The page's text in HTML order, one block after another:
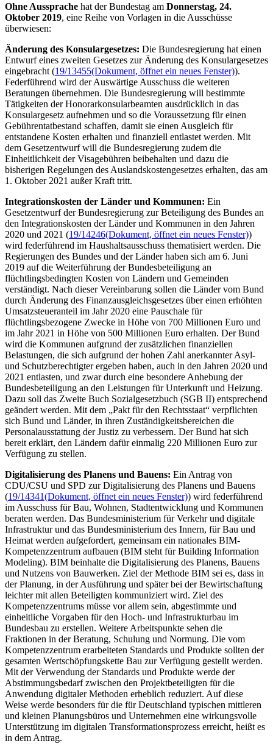
Ohne Aussprache hat der Bundestag am Donnerstag, 24.
Oktober 2019, eine Reihe von Vorlagen in die Ausschüsse
überwiesen:
Änderung des Konsulargesetzes: Die Bundesregierung hat einen
Entwurf eines zweiten Gesetzes zur Änderung des Konsulargesetzes
eingebracht (19/13455(Dokument, öffnet ein neues Fenster)).
Federführend wird der Auswärtige Ausschuss die weiteren
Beratungen übernehmen. Die Bundesregierung will bestimmte
Tätigkeiten der Honorarkonsularbeamten ausdrücklich in das
Konsulargesetz aufnehmen und so die Voraussetzung für einen
Gebührentatbestand schaffen, damit sie einen Ausgleich für
entstandene Kosten erhalten und finanziell entlastet werden. Mit
dem Gesetzentwurf will die Bundesregierung zudem die
Einheitlichkeit der Visagebühren beibehalten und dazu die
bisherigen Regelungen des Auslandskostengesetzes erhalten, das am
1. Oktober 2021 außer Kraft tritt.
Integrationskosten der Länder und Kommunen: Ein
Gesetzentwurf der Bundesregierung zur Beteiligung des Bundes an
den Integrationskosten der Länder und Kommunen in den Jahren
2020 und 2021 (19/14246(Dokument, öffnet ein neues Fenster))
wird federführend im Haushaltsausschuss thematisiert werden. Die
Regierungen des Bundes und der Länder haben sich am 6. Juni
2019 auf die Weiterführung der Bundesbeteiligung an
flüchtlingsbedingten Kosten von Ländern und Gemeinden
verständigt. Nach dieser Vereinbarung sollen die Länder vom Bund
durch Änderung des Finanzausgleichsgesetzes über einen erhöhten
Umsatzsteueranteil im Jahr 2020 eine Pauschale für
flüchtlingsbezogene Zwecke in Höhe von 700 Millionen Euro und
im Jahr 2021 in Höhe von 500 Millionen Euro erhalten. Der Bund
wird die Kommunen aufgrund der zusätzlichen finanziellen
Belastungen, die sich aufgrund der hohen Zahl anerkannter Asyl-
und Schutzberechtigter ergeben haben, auch in den Jahren 2020 und
2021 entlasten, und zwar durch eine besondere Anhebung der
Bundesbeteiligung an den Leistungen für Unterkunft und Heizung.
Dazu soll das Zweite Buch Sozialgesetzbuch (SGB II) entsprechend
geändert werden. Mit dem „Pakt für den Rechtsstaat“ verpflichten
sich Bund und Länder, in ihren Zuständigkeitsbereichen die
Personalausstattung der Justiz zu verbessern. Der Bund hat sich
bereit erklärt, den Ländern dafür einmalig 220 Millionen Euro zur
Verfügung zu stellen.
Digitalisierung des Planens und Bauens: Ein Antrag von
CDU/CSU und SPD zur Digitalisierung des Planens und Bauens
(19/14341(Dokument, öffnet ein neues Fenster)) wird federführend
im Ausschuss für Bau, Wohnen, Stadtentwicklung und Kommunen
beraten werden. Das Bundesministerium für Verkehr und digitale
Infrastruktur und das Bundesministerium des Innern, für Bau und
Heimat werden aufgefordert, gemeinsam ein nationales BIM-
Kompetenzzentrum aufbauen (BIM steht fürBuilding Information
Modeling). BIM beinhalte die Digitalisierung des Planens, Bauens
und Nutzens von Bauwerken. Ziel der Methode BIM sei es, dass in
der Planung, in der Ausführung und später bei der Bewirtschaftung
leichter mit allen Beteiligten kommuniziert wird. Ziel des
Kompetenzzentrums müsse vor allem sein, abgestimmte und
einheitliche Vorgaben für den Hoch- und Infrastrukturbau im
Bundesbau zu erstellen. Weitere Arbeitspunkte sehen die
Fraktionen in der Beratung, Schulung und Normung. Die vom
Kompetenzzentrum erarbeiteten Standards und Produkte sollten der
gesamten Wertschöpfungskette Bau zur Verfügung gestellt werden.
Mit der Verwendung der Standards und Produkte werde der
Abstimmungsbedarf zwischen den Projektbeteiligten für die
Anwendung digitaler Methoden erheblich reduziert. Auf diese
Weise werde besonders für die für Deutschland typischen mittleren
und kleinen Planungsbüros und Unternehmen eine wirkungsvolle
Unterstützung im digitalen Transformationsprozess erreicht, heißt es
in dem Antrag.